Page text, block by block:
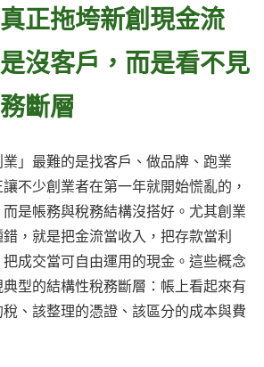
正拖垮新創現金流
沒客戶，而是看不見
斷層
」最難的是找客戶、做品牌、跑業
不少創業者在第一年就開始慌亂的，
是帳務與稅務結構沒搭好。尤其創業
，就是把金流當收入，把存款當利
成交當可自由運用的現金。這些概念
型的結構性稅務斷層：帳上看起來有
、該整理的憑證、該區分的成本與費